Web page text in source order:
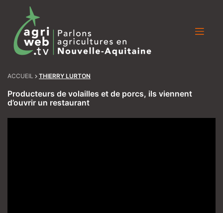
ACCUEIL THIERRY LURTON
Producteurs de volailles et de porcs, ils viennent
d’ouvrir un restaurant